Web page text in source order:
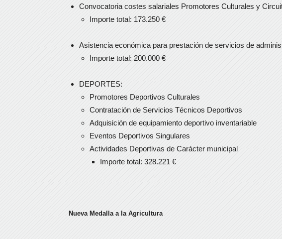
Convocatoria costes salariales Promotores Culturales y
Importe total: 173.250 €
Asistencia económica para prestación de servicios de
Importe total: 200.000 €
DEPORTES:
Promotores Deportivos Culturales
Contratación de Servicios Técnicos Deportivos
Adquisición de equipamiento deportivo inventariable
Eventos Deportivos Singulares
Actividades Deportivas de Carácter municipal
Importe total: 328.221 €
Nueva Medalla a la Agricultura